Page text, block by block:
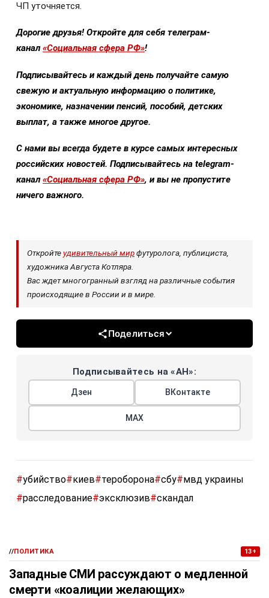
ЧП уточняется.
Дорогие друзья! Откройте для себя телеграм-
канал«Социальная сфера РФ»!
Подписывайтесь и каждый день получайте самую
свежую и актуальную информацию о политике,
экономике, назначении пенсий, пособий, детских
выплат, а также многое другое.
С нами вы всегда будете в курсе самых интересных
российских новостей. Подписывайтесь на telegram-
канал«Социальная сфера РФ», и вы не пропустите
ничего важного.
Откройтеудивительный мирфутуролога, публициста,
художника Августа Котляра.
Вас ждет многогранный взгляд на различные события
происходящие в России и в мире.
Поделиться
Подписывайтесь на «АН»:
Дзен ВКонтакте
МАХ
#убийство#киев#тероборона#сбу#мвд украины
#расследование#эксклюзив#скандал
//ПОЛИТИКА 13+
Западные СМИ рассуждают о медленной
смерти «коалиции желающих»